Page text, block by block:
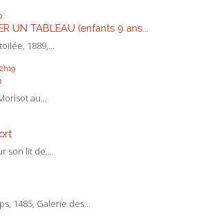
UN TABLEAU (enfants 9 ans...
1889,...
au...
son lit de...
1485, Galerie des...